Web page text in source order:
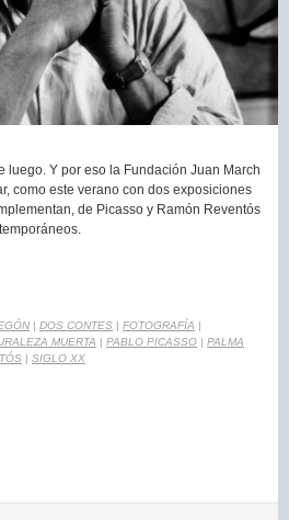
luego. Y por eso la Fundación Juan March
como este verano con dos exposiciones
de Picasso y Ramón Reventós
| DOS CONTES | FOTOGRAFÍA |
MUERTA | PABLO PICASSO | PALMA
| SIGLO XX